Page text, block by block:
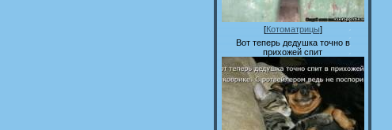
[Котоматрицы]
Вот теперь дедушка точно в
прихожей спит